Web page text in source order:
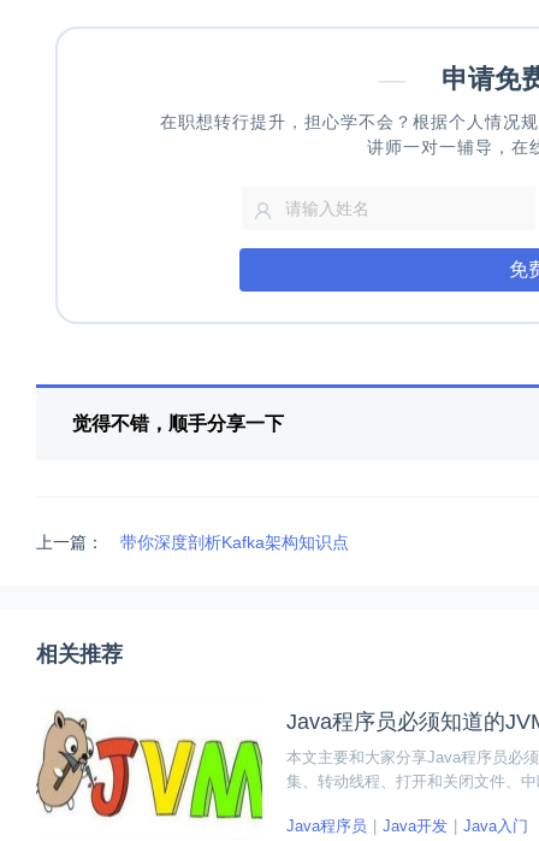
— 申请免
在职想转行提升，担心学不会？根据个人情况
讲师一对一辅导，在
免
觉得不错，顺手分享一下
上一篇： 带你深度剖析Kafka架构知识点
相关推荐
Java程序员必须知道的
本文主要和大家分享Java程序员必
集、转动线程、打开和关闭文件、
Java程序员
Java开发 Java入门